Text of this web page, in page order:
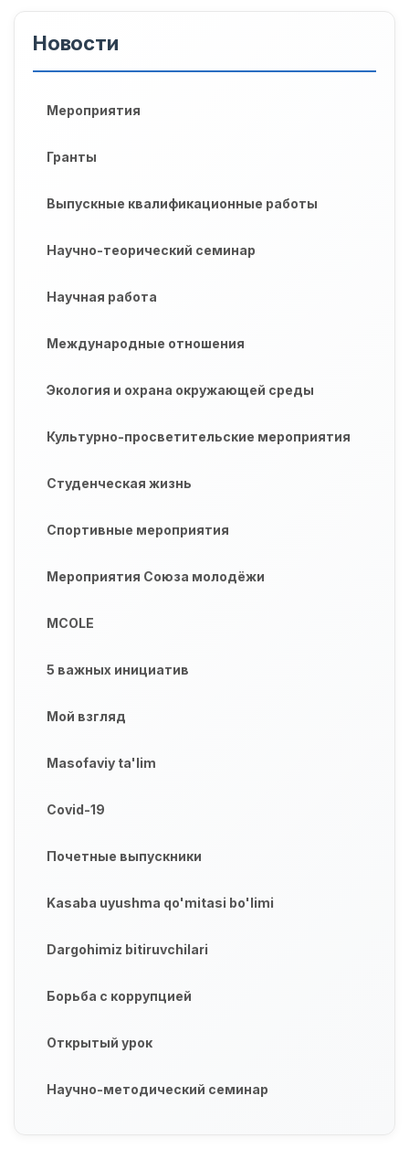
Новости
Мероприятия
Гранты
Выпускные квалификационные работы
Научно-теорический семинар
Научная работа
Международные отношения
Экология и охрана окружающей среды
Культурно-просветительские мероприятия
Студенческая жизнь
Спортивные мероприятия
Мероприятия Союза молодёжи
MCOLE
5 важных инициатив
Мой взгляд
Masofaviy ta'lim
Covid-19
Почетные выпускники
Kasaba uyushma qo'mitasi bo'limi
Dargohimiz bitiruvchilari
Борьба с коррупцией
Открытый урок
Научно-методический семинар